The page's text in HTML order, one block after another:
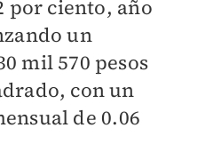
por ciento, año
un
mil 570 pesos
con un
de 0.06